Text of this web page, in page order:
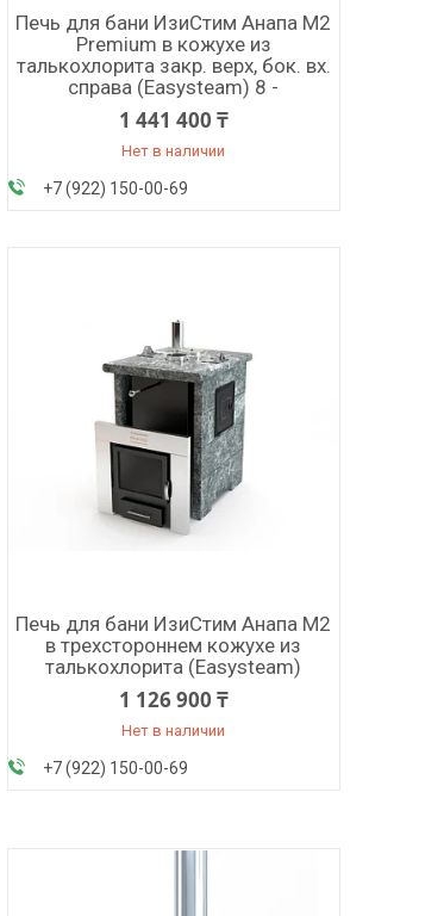
Печь для бани ИзиСтим Анапа М2
Premium в кожухе из
талькохлорита закр. верх, бок. вх.
справа (Easysteam) 8 -
1 441 400 ₸
Нет в наличии
+7 (922) 150-00-69
Печь для бани ИзиСтим Анапа М2
в трехстороннем кожухе из
талькохлорита (Easysteam)
1 126 900 ₸
Нет в наличии
+7 (922) 150-00-69